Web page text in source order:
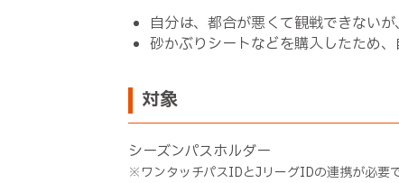
自分は、都合が悪くて観戦できない
砂かぶりシートなどを購入したため
対象
シーズンパスホルダー
※ワンタッチパスIDとJリーグIDの連携が必要